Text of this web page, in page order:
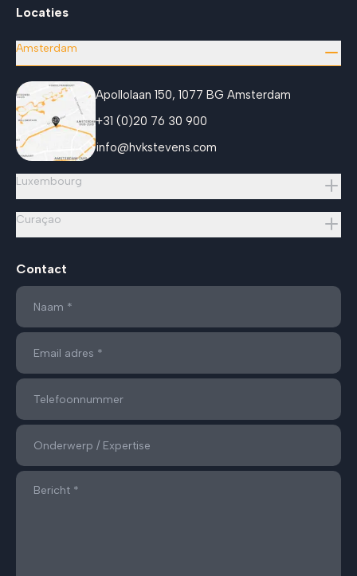
Locaties
Amsterdam
Apollolaan 150, 1077 BG Amsterdam
+31 (0)20 76 30 900
info@hvkstevens.com
Luxembourg
Curaçao
Contact